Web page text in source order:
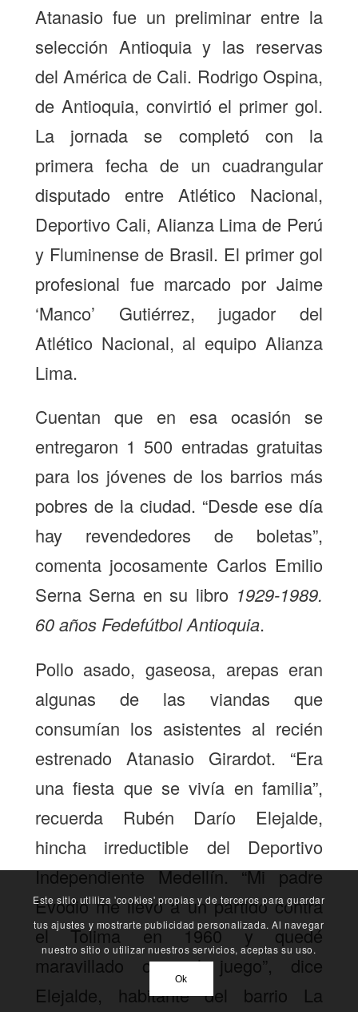
Atanasio fue un preliminar entre la
selección Antioquia y las reservas
del América de Cali. Rodrigo Ospina,
de Antioquia, convirtió el primer gol.
La jornada se completó con la
primera fecha de un cuadrangular
disputado entre Atlético Nacional,
Deportivo Cali, Alianza Lima de Perú
y Fluminense de Brasil. El primer gol
profesional fue marcado por Jaime
‘Manco’ Gutiérrez, jugador del
Atlético Nacional, al equipo Alianza
Lima.
Cuentan que en esa ocasión se
entregaron 1 500 entradas gratuitas
para los jóvenes de los barrios más
pobres de la ciudad. “Desde ese día
hay revendedores de boletas”,
comenta jocosamente Carlos Emilio
Serna Serna en su libro 1929-1989.
60 años Fedefútbol Antioquia.
Pollo asado, gaseosa, arepas eran
algunas de las viandas que
consumían los asistentes al recién
estrenado Atanasio Girardot. “Era
una fiesta que se vivía en familia”,
recuerda Rubén Darío Elejalde,
hincha irreductible del Deportivo
Independiente Medellín. “Mi padre
Evodio me llevó a un partido contra
el Tolima en 1960 y quedé
maravillado con el juego”, dice
Elejalde, habitante del barrio La
Este sitio utliliza 'cookies' propias y de terceros para guardar
tus ajustes y mostrarte publicidad personalizada. Al navegar
nuestro sitio o utilizar nuestros servicios, aceptas su uso.
Ok